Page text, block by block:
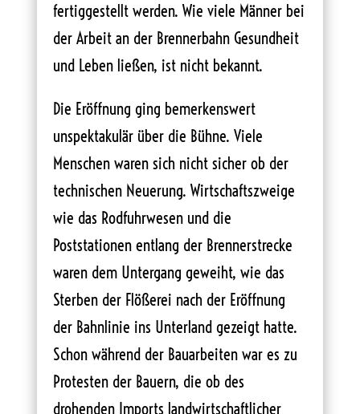
fertiggestellt werden. Wie viele Männer bei
der Arbeit an der Brennerbahn Gesundheit
und Leben ließen, ist nicht bekannt.
Die Eröffnung ging bemerkenswert
unspektakulär über die Bühne. Viele
Menschen waren sich nicht sicher ob der
technischen Neuerung. Wirtschaftszweige
wie das Rodfuhrwesen und die
Poststationen entlang der Brennerstrecke
waren dem Untergang geweiht, wie das
Sterben der Flößerei nach der Eröffnung
der Bahnlinie ins Unterland gezeigt hatte.
Schon während der Bauarbeiten war es zu
Protesten der Bauern, die ob des
drohenden Imports landwirtschaftlicher